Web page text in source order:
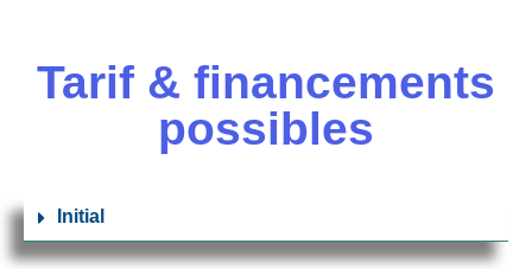
Tarif & financements
possibles
Initial